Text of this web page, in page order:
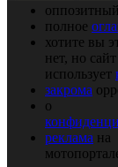
оппозитный
полное
хотите вы
нет, но сайт
использует
закрома
о
реклама на